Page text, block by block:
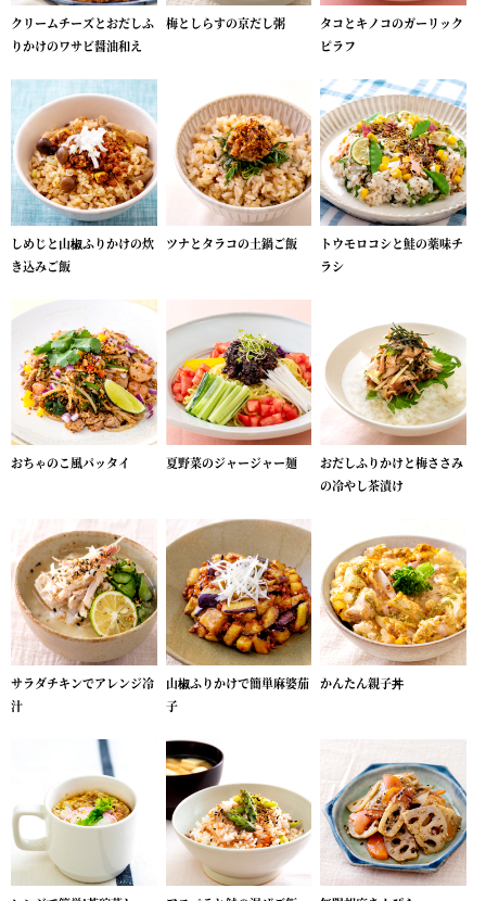
クリームチーズとおだしふ
りかけのワサビ醤油和え
梅としらすの京だし粥
タコとキノコのガーリック
ピラフ
しめじと山椒ふりかけの炊
き込みご飯
ツナとタラコの土鍋ご飯
トウモロコシと鮭の薬味チ
ラシ
おちゃのこ風パッタイ 夏野菜のジャージャー麺
おだしふりかけと梅ささみ
の冷やし茶漬け
サラダチキンでアレンジ冷
汁
山椒ふりかけで簡単麻婆茄
子
かんたん親子丼